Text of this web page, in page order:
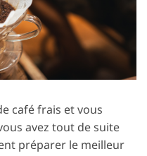
café frais et vous
avez tout de suite
préparer le meilleur